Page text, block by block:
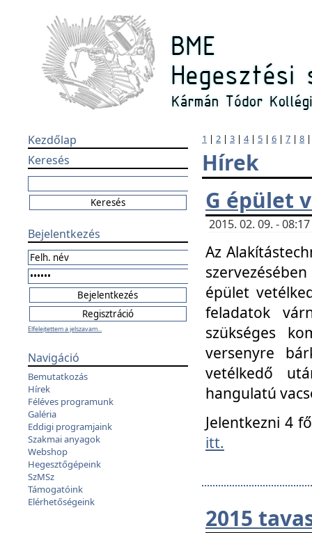
Kezdőlap
Keresés
Bejelentkezés
Elfelejtettem a jelszavam...
Navigáció
Bemutatkozás
Hírek
Féléves programunk
Galéria
Eddigi programjaink
Szakmai anyagok
Webshop
Hegesztőgépeink
SzMSz
Támogatóink
Elérhetőségeink
1 | 2 | 3 | 4| 5 | 6 | 7 | 8
Hírek
G épület
2015. 02. 09. -
Az
épület
feladatok
szükséges
versenyre
vetélkedő
hangulatú
Jelentkezni 4
itt.
2015